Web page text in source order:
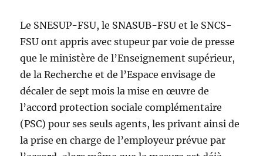
Le SNESUP-FSU, le SNASUB-FSU et le SNCS-
FSU ont appris avec stupeur par voie de presse
que le ministère de l’Enseignement supérieur,
de la Recherche et de l’Espace envisage de
décaler de sept mois la mise en œuvre de
l’accord protection sociale complémentaire
(PSC) pour ses seuls agents, les privant ainsi de
la prise en charge de l’employeur prévue par